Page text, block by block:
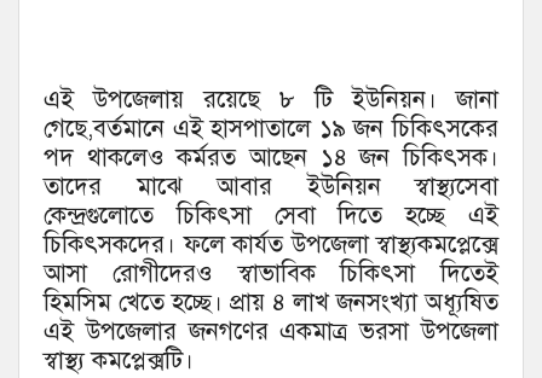
এই উপজেলায় রয়েছে ৮ টি ইউনিয়ন। জানা
গেছে,বর্তমানে এই হাসপাতালে ১৯ জন চিকিৎসকের
পদ থাকলেও কর্মরত আছেন ১৪ জন চিকিৎসক।
তাদের মাঝে আবার ইউনিয়ন স্বাস্থ্যসেবা
কেন্দ্রগুলোতে চিকিৎসা সেবা দিতে হচ্ছে এই
চিকিৎসকদের। ফলে কার্যত উপজেলা স্বাস্থ্যকমপ্লেক্সে
আসা রোগীদেরও স্বাভাবিক চিকিৎসা দিতেই
হিমসিম খেতে হচ্ছে। প্রায় ৪ লাখ জনসংখ্যা অধ্যূষিত
এই উপজেলার জনগণের একমাত্র ভরসা উপজেলা
স্বাস্থ্য কমপ্লেক্সটি।